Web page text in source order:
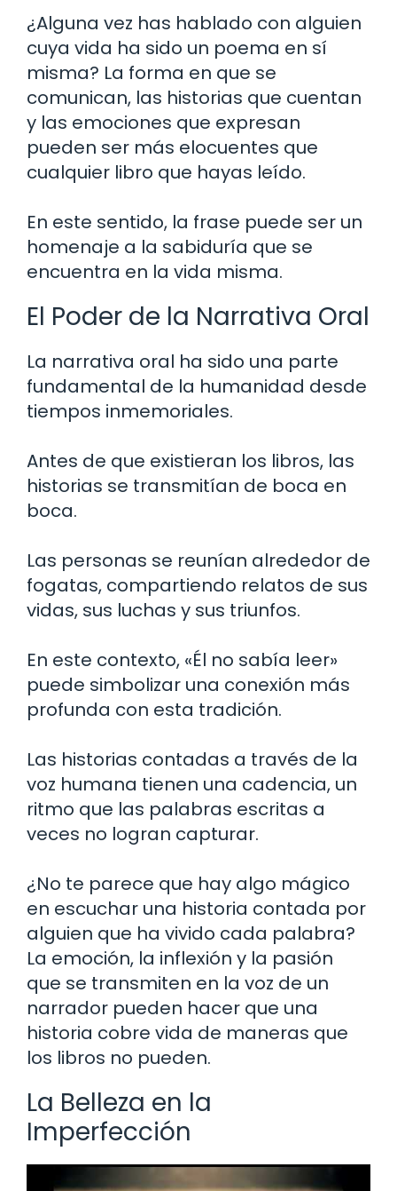
¿Alguna vez has hablado con alguien
cuya vida ha sido un poema en sí
misma? La forma en que se
comunican, las historias que cuentan
y las emociones que expresan
pueden ser más elocuentes que
cualquier libro que hayas leído.
En este sentido, la frase puede ser un
homenaje a la sabiduría que se
encuentra en la vida misma.
El Poder de la Narrativa Oral
La narrativa oral ha sido una parte
fundamental de la humanidad desde
tiempos inmemoriales.
Antes de que existieran los libros, las
historias se transmitían de boca en
boca.
Las personas se reunían alrededor de
fogatas, compartiendo relatos de sus
vidas, sus luchas y sus triunfos.
En este contexto, «Él no sabía leer»
puede simbolizar una conexión más
profunda con esta tradición.
Las historias contadas a través de la
voz humana tienen una cadencia, un
ritmo que las palabras escritas a
veces no logran capturar.
¿No te parece que hay algo mágico
en escuchar una historia contada por
alguien que ha vivido cada palabra?
La emoción, la inflexión y la pasión
que se transmiten en la voz de un
narrador pueden hacer que una
historia cobre vida de maneras que
los libros no pueden.
La Belleza en la
Imperfección